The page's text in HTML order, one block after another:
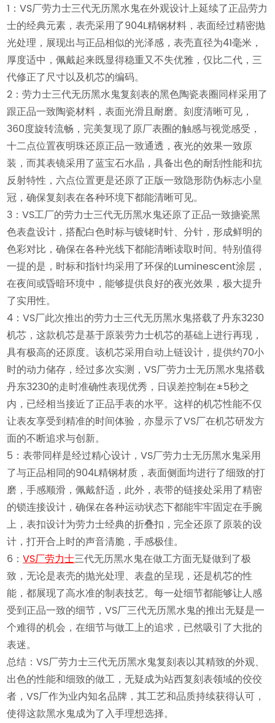
1：VS厂劳力士三代无历黑水鬼在外观设计上延续了正品劳力
士的经典元素，表壳采用了904L精钢材料，表面经过精密抛
光处理，展现出与正品相似的光泽感，表壳直径为41毫米，
厚度适中，佩戴起来既显得稳重又不失优雅，仅比二代，三
代修正了尺寸以及机芯的编码。
2：劳力士三代无历黑水鬼复刻表的黑色陶瓷表圈同样采用了
跟正品一致陶瓷材料，表面光滑且耐磨。刻度清晰可见，
360度旋转流畅，完美复现了原厂表圈的触感与视觉感受，
十二点位置夜明珠还原正品一致通透，夜光的效果一致原
装，而其表镜采用了蓝宝石水晶，具备出色的耐刮性能和抗
反射特性，六点位置更是还原了正版一致隐形防伪标志小皇
冠，确保复刻表在各种环境下都能清晰可见。
3：VS工厂的劳力士三代无历黑水鬼还原了正品一致搪瓷黑
色表盘设计，搭配白色时标与镀铑时针、分针，形成鲜明的
色彩对比，确保在各种光线下都能清晰读取时间。特别值得
一提的是，时标和指针均采用了环保的Luminescent涂层，
在夜间或昏暗环境中，能够提供良好的夜光效果，极大提升
了实用性。
4：VS厂此次推出的劳力士三代无历黑水鬼搭载了丹东3230
机芯，这款机芯是基于原装劳力士机芯的基础上进行再现，
具有极高的还原度。该机芯采用自动上链设计，提供约70小
时的动力储存，经过多次实测，VS厂劳力士无历黑水鬼搭载
丹东3230的走时准确性表现优秀，日误差控制在±5秒之
内，已经相当接近了正品手表的水平。这样的机芯性能不仅
让表友享受到精准的时间体验，亦显示了VS厂在机芯研发方
面的不断追求与创新。
5：表带同样是经过精心设计，VS厂劳力士无历黑水鬼采用
了与正品相同的904L精钢材质，表面侧面均进行了细致的打
磨，手感顺滑，佩戴舒适，此外，表带的链接处采用了精密
的锁连接设计，确保在各种运动状态下都能牢牢固定在手腕
上，表扣设计为劳力士经典的折叠扣，完全还原了原装的设
计，打开合上时的声音清脆，手感极佳。
6：VS厂劳力士三代无历黑水鬼在做工方面无疑做到了极
致，无论是表壳的抛光处理、表盘的呈现，还是机芯的性
能，都展现了高水准的制表技艺。每一处细节都能够让人感
受到正品一致的细节，VS厂三代无历黑水鬼的推出无疑是一
个难得的机会，在细节与做工上的追求，已然吸引了大批的
表迷。
总结：VS厂劳力士三代无历黑水鬼复刻表以其精致的外观、
出色的性能和细致的做工，无疑成为站西复刻表领域的佼佼
者，VS厂作为业内知名品牌，其工艺和品质持续获得认可，
使得这款黑水鬼成为了入手理想选择。